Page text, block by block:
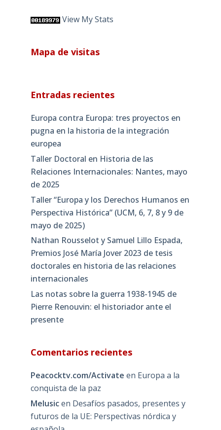
View My Stats
Mapa de visitas
Entradas recientes
Europa contra Europa: tres proyectos en
pugna en la historia de la integración
europea
Taller Doctoral en Historia de las
Relaciones Internacionales: Nantes, mayo
de 2025
Taller “Europa y los Derechos Humanos en
Perspectiva Histórica” (UCM, 6, 7, 8 y 9 de
mayo de 2025)
Nathan Rousselot y Samuel Lillo Espada,
Premios José María Jover 2023 de tesis
doctorales en historia de las relaciones
internacionales
Las notas sobre la guerra 1938-1945 de
Pierre Renouvin: el historiador ante el
presente
Comentarios recientes
Peacocktv.com/Activate en Europa a la
conquista de la paz
Melusicen Desafíos pasados, presentes y
futuros de la UE: Perspectivas nórdica y